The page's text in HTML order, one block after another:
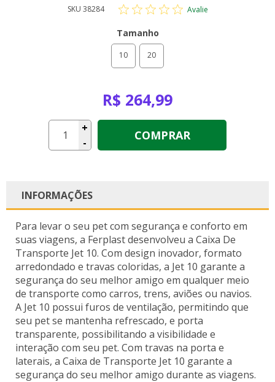
SKU 38284 Avalie
Tamanho
10 20
R$ 264,99
+
-
COMPRAR
INFORMAÇÕES
Para levar o seu pet com segurança e conforto em
suas viagens, a Ferplast desenvolveu a Caixa De
Transporte Jet 10. Com design inovador, formato
arredondado e travas coloridas, a Jet 10 garante a
segurança do seu melhor amigo em qualquer meio
de transporte como carros, trens, aviões ou navios.
A Jet 10 possui furos de ventilação, permitindo que
seu pet se mantenha refrescado, e porta
transparente, possibilitando a visibilidade e
interação com seu pet. Com travas na porta e
laterais, a Caixa de Transporte Jet 10 garante a
segurança do seu melhor amigo durante as viagens.